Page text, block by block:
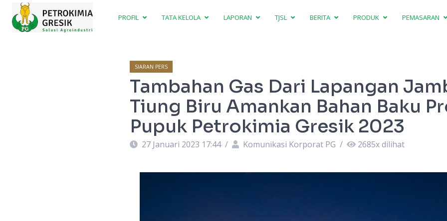
PROFIL TATA KELOLA LAPORAN TJSL BERITA PRODUK PEMASARAN
SIARAN PERS
Tambahan Gas Dari Lapangan
Tiung Biru Amankan Bahan Baku
Pupuk Petrokimia Gresik 2023
27 Januari 2023 17:44 / Komunikasi Korporat PG / 2685x dilihat